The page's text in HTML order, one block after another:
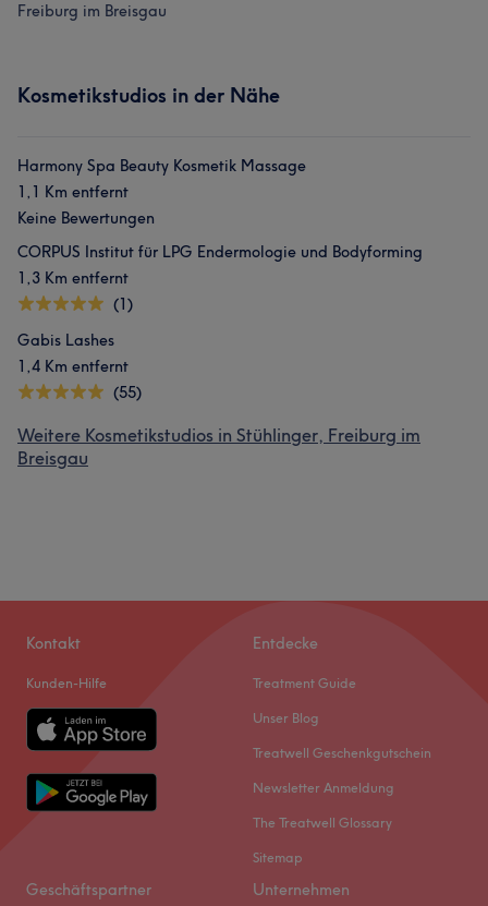
Freiburg im Breisgau
Kosmetikstudios in der Nähe
Harmony Spa Beauty Kosmetik Massage
1,1 Km entfernt
Keine Bewertungen
CORPUS Institut für LPG Endermologie und Bodyforming
1,3 Km entfernt
(1)
Gabis Lashes
1,4 Km entfernt
(55)
Weitere Kosmetikstudios in Stühlinger, Freiburg im
Breisgau
Kontakt
Kunden-Hilfe
Entdecke
Treatment Guide
Unser Blog
Treatwell Geschenkgutschein
Newsletter Anmeldung
The Treatwell Glossary
Sitemap
Geschäftspartner Unternehmen